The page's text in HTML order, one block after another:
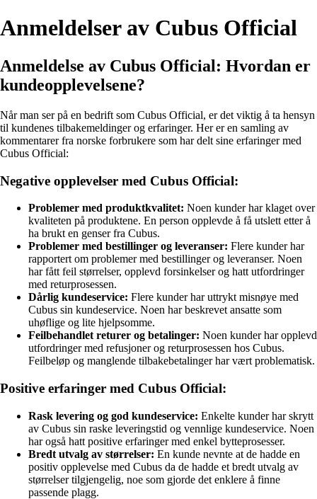
Anmeldelser av Cubus Official
Anmeldelse av Cubus Official: Hvordan er
kundeopplevelsene?
Når man ser på en bedrift som Cubus Official, er det viktig å ta hensyn
til kundenes tilbakemeldinger og erfaringer. Her er en samling av
kommentarer fra norske forbrukere som har delt sine erfaringer med
Cubus Official:
Negative opplevelser med Cubus Official:
Problemer med produktkvalitet: Noen kunder har klaget over
kvaliteten på produktene. En person opplevde å få utslett etter å
ha brukt en genser fra Cubus.
Problemer med bestillinger og leveranser: Flere kunder har
rapportert om problemer med bestillinger og leveranser. Noen
har fått feil størrelser, opplevd forsinkelser og hatt utfordringer
med returprosessen.
Dårlig kundeservice: Flere kunder har uttrykt misnøye med
Cubus sin kundeservice. Noen har beskrevet ansatte som
uhøflige og lite hjelpsomme.
Feilbehandlet returer og betalinger: Noen kunder har opplevd
utfordringer med refusjoner og returprosessen hos Cubus.
Feilbeløp og manglende tilbakebetalinger har vært problematisk.
Positive erfaringer med Cubus Official:
Rask levering og god kundeservice: Enkelte kunder har skrytt
av Cubus sin raske leveringstid og vennlige kundeservice. Noen
har også hatt positive erfaringer med enkel bytteprosesser.
Bredt utvalg av størrelser: En kunde nevnte at de hadde en
positiv opplevelse med Cubus da de hadde et bredt utvalg av
størrelser tilgjengelig, noe som gjorde det enklere å finne
passende plagg.